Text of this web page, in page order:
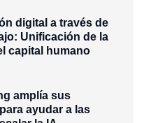
digital a través de
Unificación de la
capital humano
amplía sus
ayudar a las